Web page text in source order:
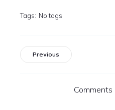
Tags: No tags
Previous
Comments